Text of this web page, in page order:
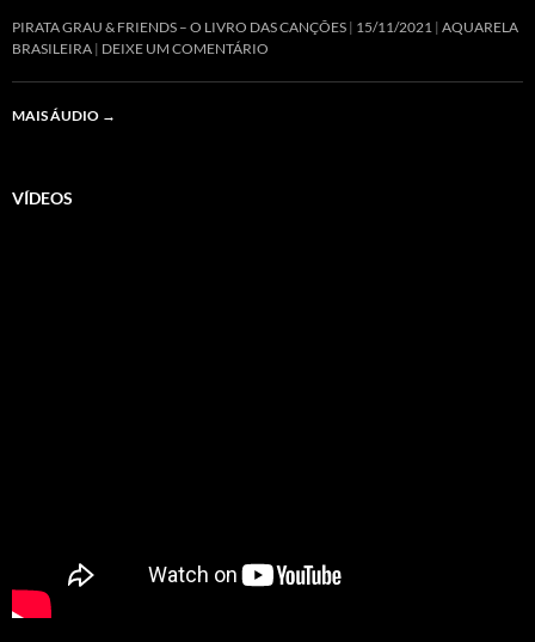
c
e
b
o
k
i
t
t
e
n
k
e
d
n
a
t
s
A
PIRATA GRAU & FRIENDS – O LIVRO DAS CANÇÕES 15/11/2021
AQUARELA
BRASILEIRA DEIXE UM COMENTÁRIO
MAIS ÁUDIO →
VÍDEOS